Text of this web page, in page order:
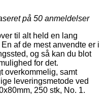
på 50 anmeldelser
til alt held en lang
af de mest anvendte er i
og så kan du blot
for det.
overkommelig, samt
leveringsmetode ved
250 stk, No. 1.